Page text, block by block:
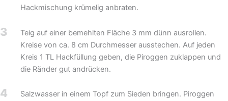
Hackmischung krümelig anbraten.
3
Teig auf einer bemehlten Fläche 3 mm dünn ausrollen.
Kreise von ca. 8 cm Durchmesser ausstechen. Auf jeden
Kreis 1 TL Hackfüllung geben, die Piroggen zuklappen und
die Ränder gut andrücken.
4
Salzwasser in einem Topf zum Sieden bringen. Piroggen